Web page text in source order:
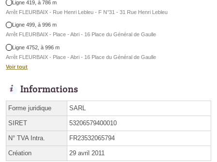
Ligne 419, à 786 m
Arrêt FLEURBAIX - Rue Henri Lebleu - F N°31 - 31 Rue Henri Lebleu
Ligne 499, à 996 m
Arrêt FLEURBAIX - Place - Abri - 16 Place du Général de Gaulle
Ligne 4752, à 996 m
Arrêt FLEURBAIX - Place - Abri - 16 Place du Général de Gaulle
Voir tout
Informations
Forme juridique SARL
SIRET 53206579400010
N° TVA Intra. FR23532065794
Création 29 avril 2011